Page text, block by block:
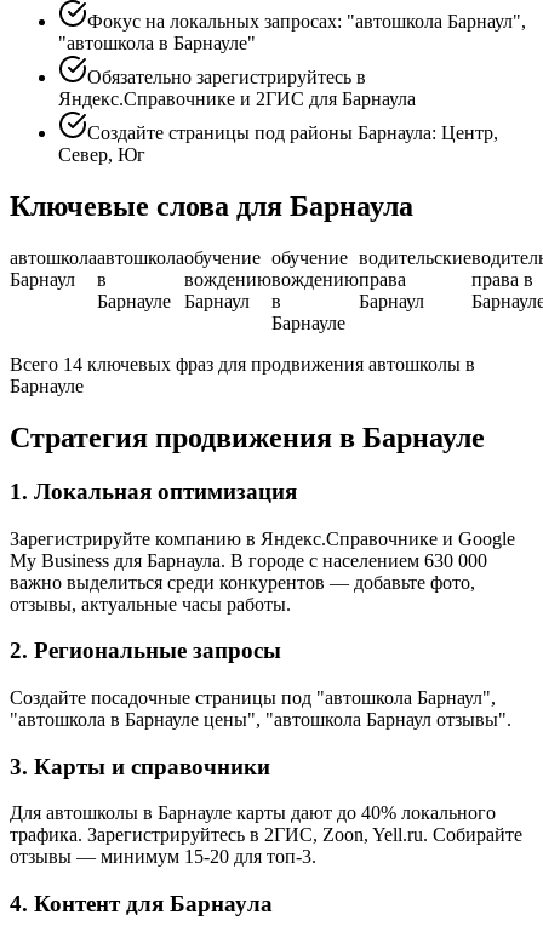
Фокус на локальных запросах: "автошкола Барнаул",
"автошкола в Барнауле"
Обязательно зарегистрируйтесь в
Яндекс.Справочнике и 2ГИС для Барнаула
Создайте страницы под районы Барнаула: Центр,
Север, Юг
Ключевые слова для Барнаула
автошкола
Барнаул
автошкола
в
Барнауле
обучение
вождению
Барнаул
обучение
вождению
в
Барнауле
водительские
права
Барнаул
права в
Всего 14 ключевых фраз для продвижения автошколы в
Барнауле
Стратегия продвижения в Барнауле
1. Локальная оптимизация
Зарегистрируйте компанию в Яндекс.Справочнике и Google
My Business для Барнаула. В городе с населением 630 000
важно выделиться среди конкурентов — добавьте фото,
отзывы, актуальные часы работы.
2. Региональные запросы
Создайте посадочные страницы под "автошкола Барнаул",
"автошкола в Барнауле цены", "автошкола Барнаул отзывы".
3. Карты и справочники
Для автошколы в Барнауле карты дают до 40% локального
трафика. Зарегистрируйтесь в 2ГИС, Zoon, Yell.ru. Собирайте
отзывы — минимум 15-20 для топ-3.
4. Контент для Барнаула